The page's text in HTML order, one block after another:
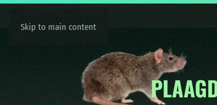
Skip to main content